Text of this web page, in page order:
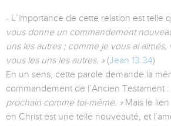
- L’importance de cette relation est telle
vous donne un commandement
uns les autres ; comme je vous ai aimés,
vous les uns les autres. »(Jean 13.34)
En un sens, cette parole demande la
commandement de l’Ancien Testament :
prochain comme toi-même. » Mais le
en Christ est une telle nouveauté, et